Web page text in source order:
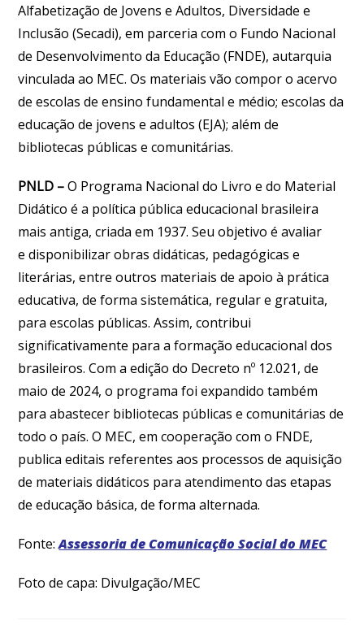
Alfabetização de Jovens e Adultos, Diversidade e
Inclusão (Secadi), em parceria com o Fundo Nacional
de Desenvolvimento da Educação (FNDE), autarquia
vinculada ao MEC. Os materiais vão compor o acervo
de escolas de ensino fundamental e médio; escolas da
educação de jovens e adultos (EJA); além de
bibliotecas públicas e comunitárias.
PNLD –O Programa Nacional do Livro e do Material
Didático é a política pública educacional brasileira
mais antiga, criada em 1937. Seu objetivo é avaliar
e disponibilizar obras didáticas, pedagógicas e
literárias, entre outros materiais de apoio à prática
educativa, de forma sistemática, regular e gratuita,
para escolas públicas. Assim, contribui
significativamente para a formação educacional dos
brasileiros. Com a edição do Decreto nº 12.021, de
maio de 2024, o programa foi expandido também
para abastecer bibliotecas públicas e comunitárias de
todo o país. O MEC, em cooperação com o FNDE,
publica editais referentes aos processos de aquisição
de materiais didáticos para atendimento das etapas
de educação básica, de forma alternada.
Fonte:Assessoria de Comunicação Social do MEC
Foto de capa: Divulgação/MEC